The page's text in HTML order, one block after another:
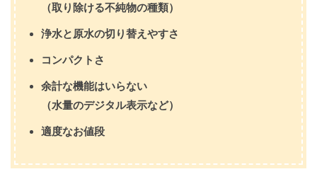
（取り除ける不純物の種類）
浄水と原水の切り替えやすさ
コンパクトさ
余計な機能はいらない
（水量のデジタル表示など）
適度なお値段